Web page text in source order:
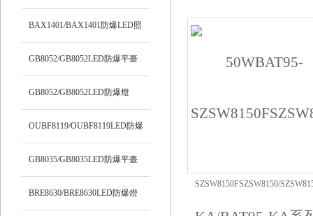
燈
BAX1401/BAX1401防爆LED照
明燈
GB8052/GB8052LED防爆平臺
(tái)燈
GB8052/GB8052LED防爆燈
OUBF8119/OUBF8119LED防爆
燈
GB8035/GB8035LED防爆平臺
(tái)燈
BRE8630/BRE8630LED防爆燈
SZSW8150FSZSW8150/